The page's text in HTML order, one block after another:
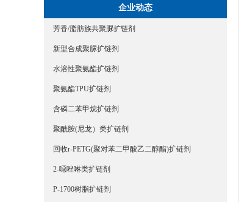
企业动态
芳香/脂肪族共聚脲扩链剂
新型合成聚脲扩链剂
水溶性聚氨酯扩链剂
聚氨酯TPU扩链剂
含磷二苯甲烷扩链剂
聚酰胺(尼龙）类扩链剂
回收r-PETG(聚对苯二甲酸乙二醇酯)扩链剂
2-噁唑啉类扩链剂
P-1700树脂扩链剂